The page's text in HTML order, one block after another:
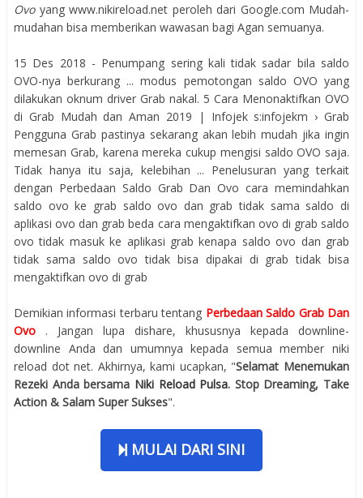
Ovo yang www.nikireload.net peroleh dari Google.com Mudah-
mudahan bisa memberikan wawasan bagi Agan semuanya.
15 Des 2018 - Penumpang sering kali tidak sadar bila saldo
OVO-nya berkurang ... modus pemotongan saldo OVO yang
dilakukan oknum driver Grab nakal. 5 Cara Menonaktifkan OVO
di Grab Mudah dan Aman 2019 | Infojek s:infojekm › Grab
Pengguna Grab pastinya sekarang akan lebih mudah jika ingin
memesan Grab, karena mereka cukup mengisi saldo OVO saja.
Tidak hanya itu saja, kelebihan ... Penelusuran yang terkait
dengan Perbedaan Saldo Grab Dan Ovo cara memindahkan
saldo ovo ke grab saldo ovo dan grab tidak sama saldo di
aplikasi ovo dan grab beda cara mengaktifkan ovo di grab saldo
ovo tidak masuk ke aplikasi grab kenapa saldo ovo dan grab
tidak sama saldo ovo tidak bisa dipakai di grab tidak bisa
mengaktifkan ovo di grab
Demikian informasi terbaru tentang Perbedaan Saldo Grab Dan
Ovo . Jangan lupa dishare, khususnya kepada downline-
downline Anda dan umumnya kepada semua member niki
reload dot net. Akhirnya, kami ucapkan, "Selamat Menemukan
Rezeki Anda bersama Niki Reload Pulsa. Stop Dreaming, Take
Action & Salam Super Sukses".
MULAI DARI SINI